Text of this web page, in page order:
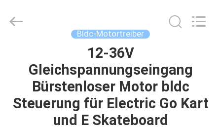
PRODUKTE
Motor
Technology
Bldc-Motortreiber
12-36V
Gleichspannungseingang
Bürstenloser Motor bldc
Steuerung für Electric Go Kart
und E Skateboard